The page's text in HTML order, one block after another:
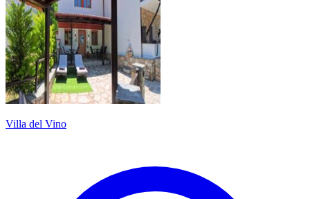
Villa del Vino